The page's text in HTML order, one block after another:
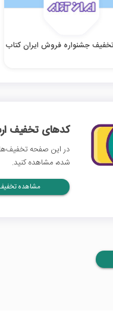
کدهای تخفیف
در این صفحه
شده، مشاهده کنید.
مشاهده